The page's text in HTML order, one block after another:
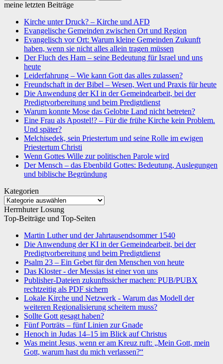
meine letzten Beiträge
Kirche unter Druck? – Kirche und AFD
Evangelische Gemeinden zwischen Ort und Region
Evangelisch vor Ort: Warum kleine Gemeinden Zukunft
haben, wenn sie nicht alles allein tragen müssen
Der Fluch des Ham – seine Bedeutung für Israel und uns
heute
Leiderfahrung – Wie kann Gott das alles zulassen?
Freundschaft in der Bibel – Wesen, Wert und Praxis für heute
Die Anwendung der KI in der Gemeindearbeit, bei der
Predigtvorbereitung und beim Predigtdienst
Warum konnte Mose das Gelobte Land nicht betreten?
Eine Frau als Apostel!? – Für die frühe Kirche kein Problem.
Und später?
Melchisedek, sein Priestertum und seine Rolle im ewigen
Priestertum Christi
Wenn Gottes Wille zur politischen Parole wird
Der Mensch – das Ebenbild Gottes: Bedeutung, Auslegungen
und biblische Begründung
Kategorien
Kategorien
Herrnhuter Losung
Top-Beiträge und Top-Seiten
Martin Luther und der Jahrtausendsommer 1540
Die Anwendung der KI in der Gemeindearbeit, bei der
Predigtvorbereitung und beim Predigtdienst
Psalm 23 – Ein Gebet für den Menschen von heute
Das Kloster - der Messias ist einer von uns
Publisher-Dateien zukunftssicher machen: PUB/PUBX
rechtzeitig als PDF sichern
Lokale Kirche und Netzwerk - Warum das Modell der
weiteren Regionalisierung scheitern muss?
Sollte Gott gesagt haben?
Fünf Porträts – fünf Linien zur Gnade
Henoch in Judas 14–15 im Blick auf Christus
Was meint Jesus, wenn er am Kreuz ruft: „Mein Gott, mein
Gott, warum hast du mich verlassen?“